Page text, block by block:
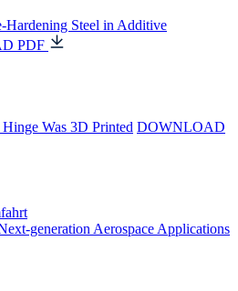
Hardening Steel in Additive
PDF
Was 3D Printed DOWNLOAD
generation Aerospace Applications